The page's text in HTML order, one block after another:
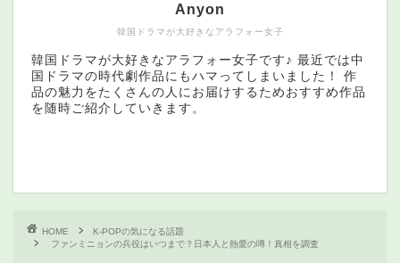
韓国ドラマが大好きなアラフォー女子
Anyon
韓国ドラマが大好きなアラフォー女子です♪ 最近では中
国ドラマの時代劇作品にもハマってしまいました！ 作
品の魅力をたくさんの人にお届けするためおすすめ作品
を随時ご紹介していきます。
HOME
K-POPの気になる話題
ファンミニョンの兵役はいつまで？日本人と熱愛の噂！真相を調査